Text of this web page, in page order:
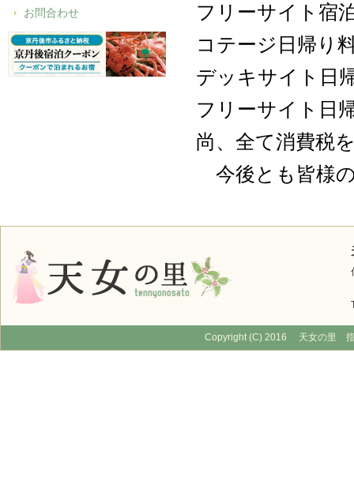
お問合わせ
フリーサイト
コテージ日
デッキサイト
フリーサイト
尚、全て消費税
今後とも皆様
Copyright (C) 2016 天女の里 指